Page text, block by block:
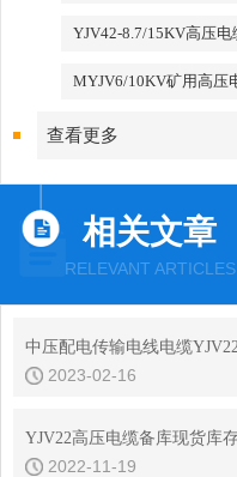
YJV42-8.7/15KV高压电
MYJV6/10KV矿用高压
查看更多
相关文章
RELEVANT ARTICLES
2023-02-16
2022-11-19